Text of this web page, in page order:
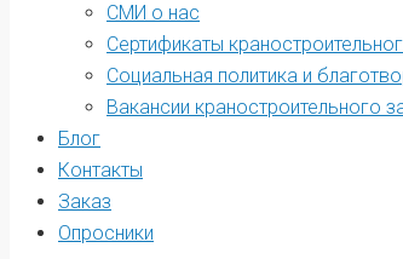
СМИ о нас
Сертификаты
Социальная политика и
Вакансии краностроительного
Блог
Контакты
Заказ
Опросники